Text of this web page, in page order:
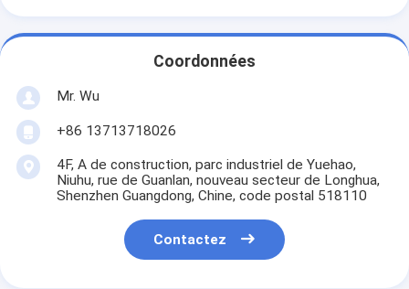
Coordonnées
Mr. Wu
+86 13713718026
4F, A de construction, parc industriel de Yuehao,
Niuhu, rue de Guanlan, nouveau secteur de Longhua,
Shenzhen Guangdong, Chine, code postal 518110
Contactez